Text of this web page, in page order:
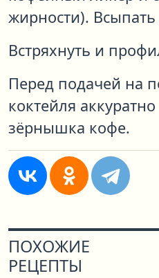
жирности). Всыпать
Встряхнуть и
Перед подачей на
коктейля
зёрнышка кофе.
ПОХОЖИЕ
РЕЦЕПТЫ